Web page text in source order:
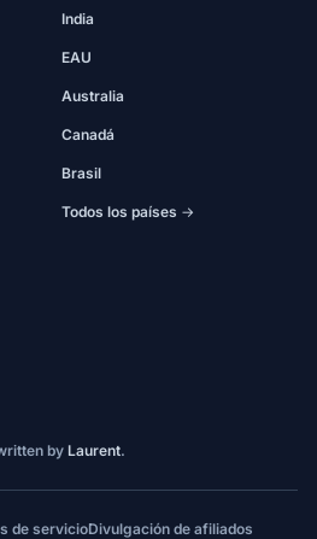
India
EAU
Australia
Canadá
Brasil
Todos los países →
by Laurent.
de servicioDivulgación de afiliados